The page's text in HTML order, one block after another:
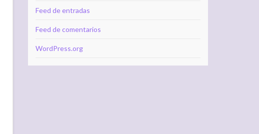
Feed de entradas
Feed de comentarios
WordPress.org